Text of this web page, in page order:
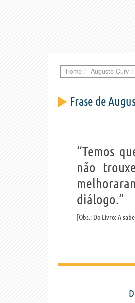
Home Augusto Cury
Frase de
“Temos
não
diálogo.”
Obs.: Do Livro: A